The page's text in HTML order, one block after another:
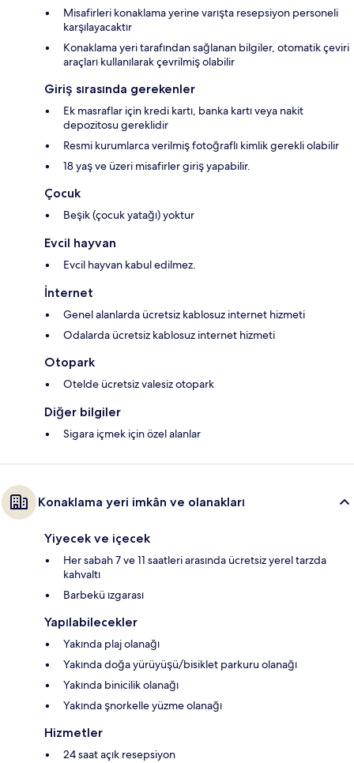
Misafirleri konaklama yerine varışta resepsiyon personeli
karşılayacaktır
Konaklama yeri tarafından sağlanan bilgiler, otomatik çeviri
araçları kullanılarak çevrilmiş olabilir
Giriş sırasında gerekenler
Ek masraflar için kredi kartı, banka kartı veya nakit
depozitosu gereklidir
Resmi kurumlarca verilmiş fotoğraflı kimlik gerekli olabilir
18 yaş ve üzeri misafirler giriş yapabilir.
Çocuk
Beşik (çocuk yatağı) yoktur
Evcil hayvan
Evcil hayvan kabul edilmez.
İnternet
Genel alanlarda ücretsiz kablosuz internet hizmeti
Odalarda ücretsiz kablosuz internet hizmeti
Otopark
Otelde ücretsiz valesiz otopark
Diğer bilgiler
Sigara içmek için özel alanlar
Konaklama yeri imkân ve olanakları
Yiyecek ve içecek
Her sabah 7 ve 11 saatleri arasında ücretsiz yerel tarzda
kahvaltı
Barbekü ızgarası
Yapılabilecekler
Yakında plaj olanağı
Yakında doğa yürüyüşü/bisiklet parkuru olanağı
Yakında binicilik olanağı
Yakında şnorkelle yüzme olanağı
Hizmetler
24 saat açık resepsiyon